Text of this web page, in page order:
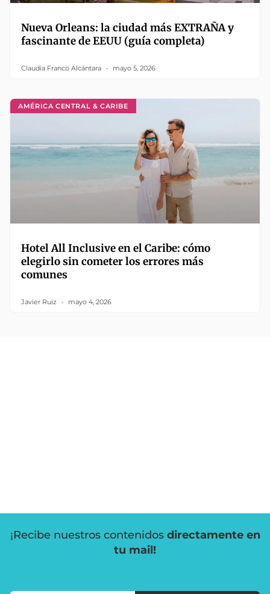
Nueva Orleans: la ciudad más EXTRAÑA y
fascinante de EEUU (guía completa)
Claudia Franco Alcántara mayo 5, 2026
AMÉRICA CENTRAL & CARIBE
Hotel All Inclusive en el Caribe: cómo
elegirlo sin cometer los errores más
comunes
Javier Ruiz mayo 4, 2026
¡Recibe nuestros contenidos directamente en
tu mail!